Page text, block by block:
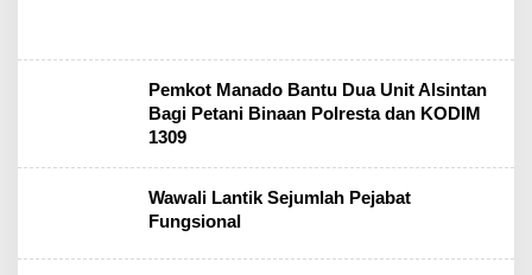
Pemkot Manado Bantu Dua Unit Alsintan
Bagi Petani Binaan Polresta dan KODIM
1309
Wawali Lantik Sejumlah Pejabat
Fungsional